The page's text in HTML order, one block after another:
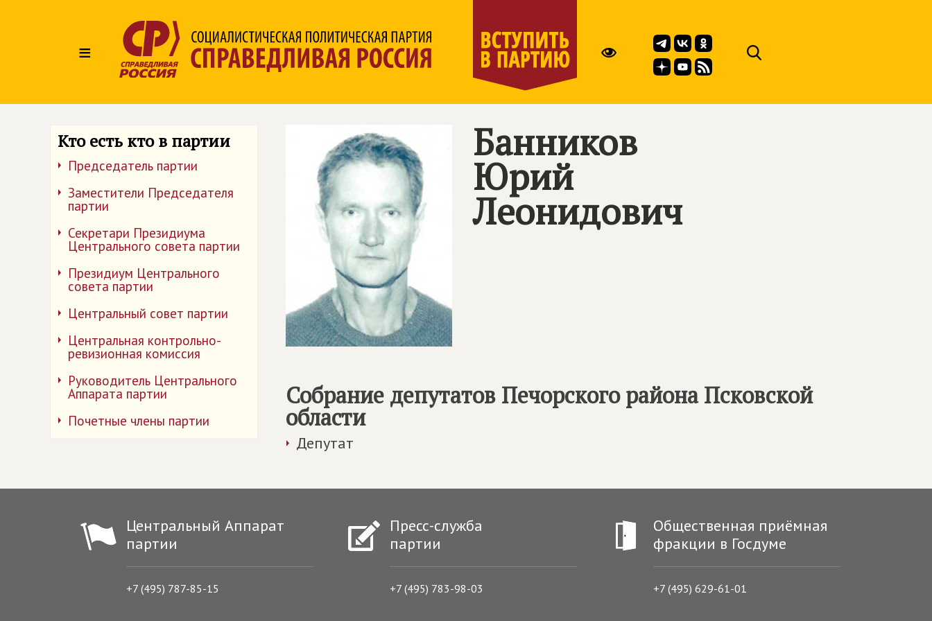
≡
Кто есть кто в партии
Председатель партии
Заместители Председателя
партии
Секретари Президиума
Центрального совета партии
Президиум Центрального
совета партии
Центральный совет партии
Центральная контрольно-
ревизионная комиссия
Руководитель Центрального
Аппарата партии
Почетные члены партии
Банников
Юрий
Леонидович
Собрание депутатов Печорского района Псковской
области
Депутат
Центральный Аппарат
партии
+7 (495) 787-85-15
Пресс-служба
партии
+7 (495) 783-98-03
Общественная приёмная
фракции в Госдуме
+7 (495) 629-61-01